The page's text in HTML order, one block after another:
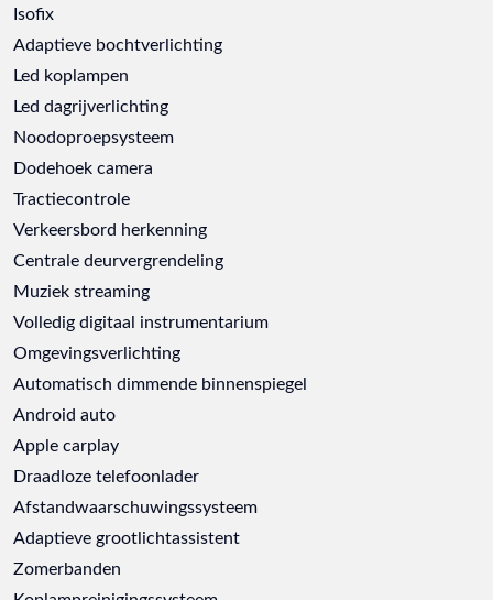
Isofix
Adaptieve bochtverlichting
Led koplampen
Led dagrijverlichting
Noodoproepsysteem
Dodehoek camera
Tractiecontrole
Verkeersbord herkenning
Centrale deurvergrendeling
Muziek streaming
Volledig digitaal instrumentarium
Omgevingsverlichting
Automatisch dimmende binnenspiegel
Android auto
Apple carplay
Draadloze telefoonlader
Afstandwaarschuwingssysteem
Adaptieve grootlichtassistent
Zomerbanden